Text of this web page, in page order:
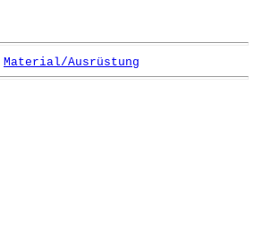
Material/Ausrüstung